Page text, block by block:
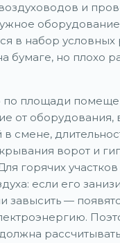
и
в набор
бумаге, но плохо
по площади
от оборудования,
смене,
ворот и
горячих
если его
завысить —